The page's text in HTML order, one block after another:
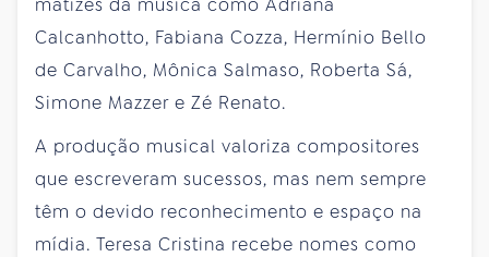
matizes da música como Adriana
Calcanhotto, Fabiana Cozza, Hermínio Bello
de Carvalho, Mônica Salmaso, Roberta Sá,
Simone Mazzer e Zé Renato.
A produção musical valoriza compositores
que escreveram sucessos, mas nem sempre
têm o devido reconhecimento e espaço na
mídia. Teresa Cristina recebe nomes como